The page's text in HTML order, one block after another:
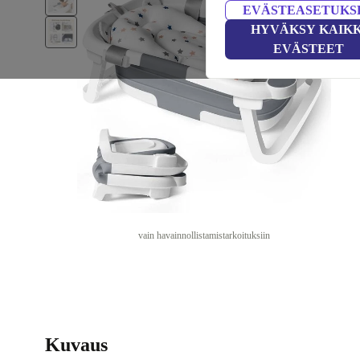
HYVÄKSY
EVÄSTEET
vain havainnollistamistarkoituksiin
Kuvaus